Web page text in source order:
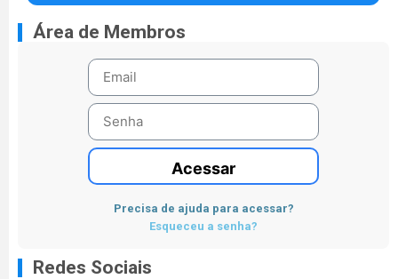
Área de Membros
Acessar
Precisa de ajuda para acessar?
Esqueceu a senha?
Redes Sociais